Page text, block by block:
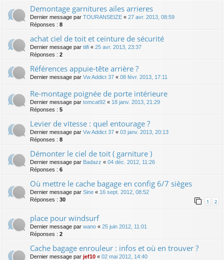
Demontage garnitures ailes arrieres
Dernier message par TOURANSEIZE « 27 avr. 2013, 08:59
Réponses : 8
achat ciel de toit et ceinture de sécurité
Dernier message par tiifi « 25 avr. 2013, 23:37
Réponses : 2
Références appuie-tête arrière ?
Dernier message par Vw Addict 37 « 08 févr. 2013, 17:11
Re-montage poignée de porte intérieure
Dernier message par tomcat92 « 18 janv. 2013, 21:29
Réponses : 5
Levier de vitesse : quel entourage ?
Dernier message par Vw Addict 37 « 03 janv. 2013, 20:13
Réponses : 8
Démonter le ciel de toit ( garniture )
Dernier message par Badazz « 04 déc. 2012, 11:26
Réponses : 6
Où mettre le cache bagage en config 6/7 sièges
Dernier message par Sine « 16 sept. 2012, 08:52
Réponses : 30 1 2
place pour windsurf
Dernier message par wano « 25 juin 2012, 11:01
Réponses : 2
Cache bagage enrouleur : infos et où en trouver ?
Dernier message par jef10 « 02 mai 2012, 14:40